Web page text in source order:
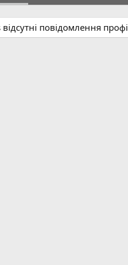
повідомлення